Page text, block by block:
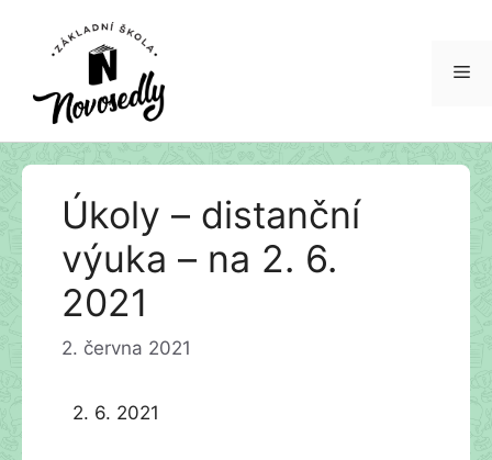
Přeskočit
Úkoly – distanční
výuka – na 2. 6.
2021
2. června 2021
2. 6. 2021